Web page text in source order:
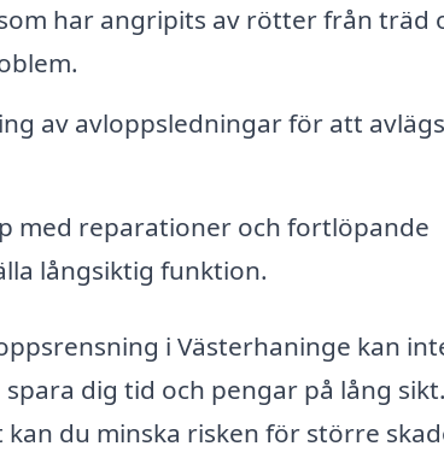
har angripits av rötter från träd
av avloppsledningar för att
med reparationer och fortlöpande
långsiktig funktion.
i Västerhaninge kan
dig tid och pengar på lång
du minska risken för större